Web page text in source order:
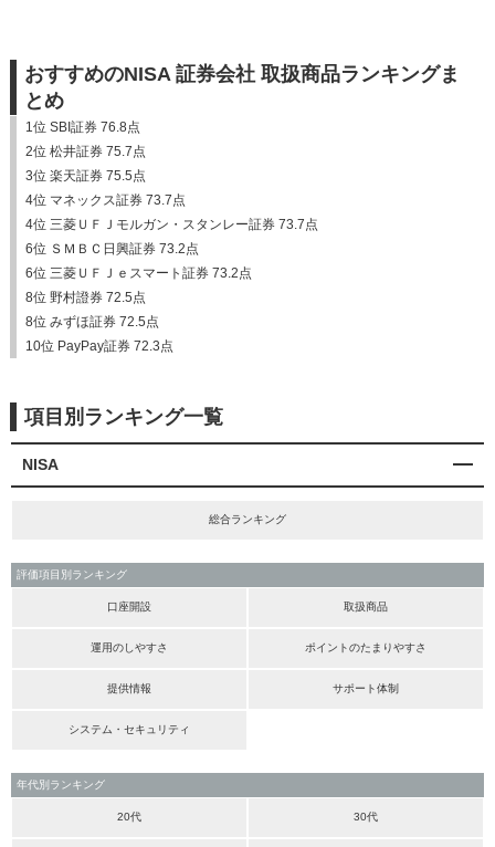
おすすめのNISA 証券会社 取扱商品ランキングま
とめ
1位 SBI証券 76.8点
2位 松井証券 75.7点
3位 楽天証券 75.5点
4位 マネックス証券 73.7点
4位 三菱ＵＦＪモルガン・スタンレー証券 73.7点
6位 ＳＭＢＣ日興証券 73.2点
6位 三菱ＵＦＪｅスマート証券 73.2点
8位 野村證券 72.5点
8位 みずほ証券 72.5点
10位 PayPay証券 72.3点
項目別ランキング一覧
NISA
総合ランキング
評価項目別ランキング
口座開設 取扱商品
運用のしやすさ ポイントのたまりやすさ
提供情報 サポート体制
システム・セキュリティ
年代別ランキング
20代 30代